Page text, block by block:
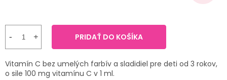
PRÍRODNÉ
LIEKY
VETERINA
PRIDAŤ DO KOŠÍKA
Vitamín C bez umelých farbív a sladidiel pre deti od 3 rokov,
o sile 100 mg vitamínu C v 1 ml.